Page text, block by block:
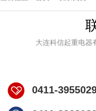
服务领域及案例
大连科信起重电器
0411-